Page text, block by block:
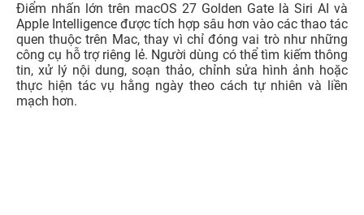
Điểm nhấn lớn trên macOS 27 Golden Gate là Siri AI và
Apple Intelligence được tích hợp sâu hơn vào các thao tác
quen thuộc trên Mac, thay vì chỉ đóng vai trò như những
công cụ hỗ trợ riêng lẻ. Người dùng có thể tìm kiếm thông
tin, xử lý nội dung, soạn thảo, chỉnh sửa hình ảnh hoặc
thực hiện tác vụ hằng ngày theo cách tự nhiên và liền
mạch hơn.